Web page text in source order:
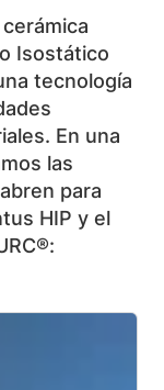
Isostático
tecnología
En una
las
para
HIP y el